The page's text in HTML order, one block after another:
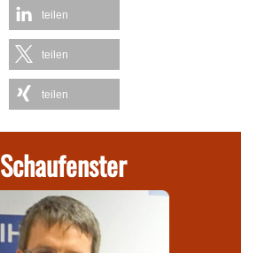
teilen
teilen
teilen
Schaufenster